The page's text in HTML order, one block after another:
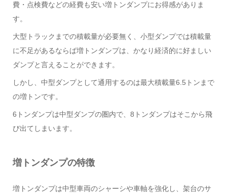
費・点検費などの経費も安い増トンダンプにお得感がありま
す。
大型トラックまでの積載量が必要無く、小型ダンプでは積載量
に不足があるならば増トンダンプは、かなり経済的に好ましい
ダンプと言えることができます。
しかし、中型ダンプとして通用するのは最大積載量6.5トンまで
の増トンです。
6トンダンプは中型ダンプの圏内で、8トンダンプはそこから飛
び出てしまいます。
増トンダンプの特徴
増トンダンプは中型車両のシャーシや車軸を強化し、架台のサ